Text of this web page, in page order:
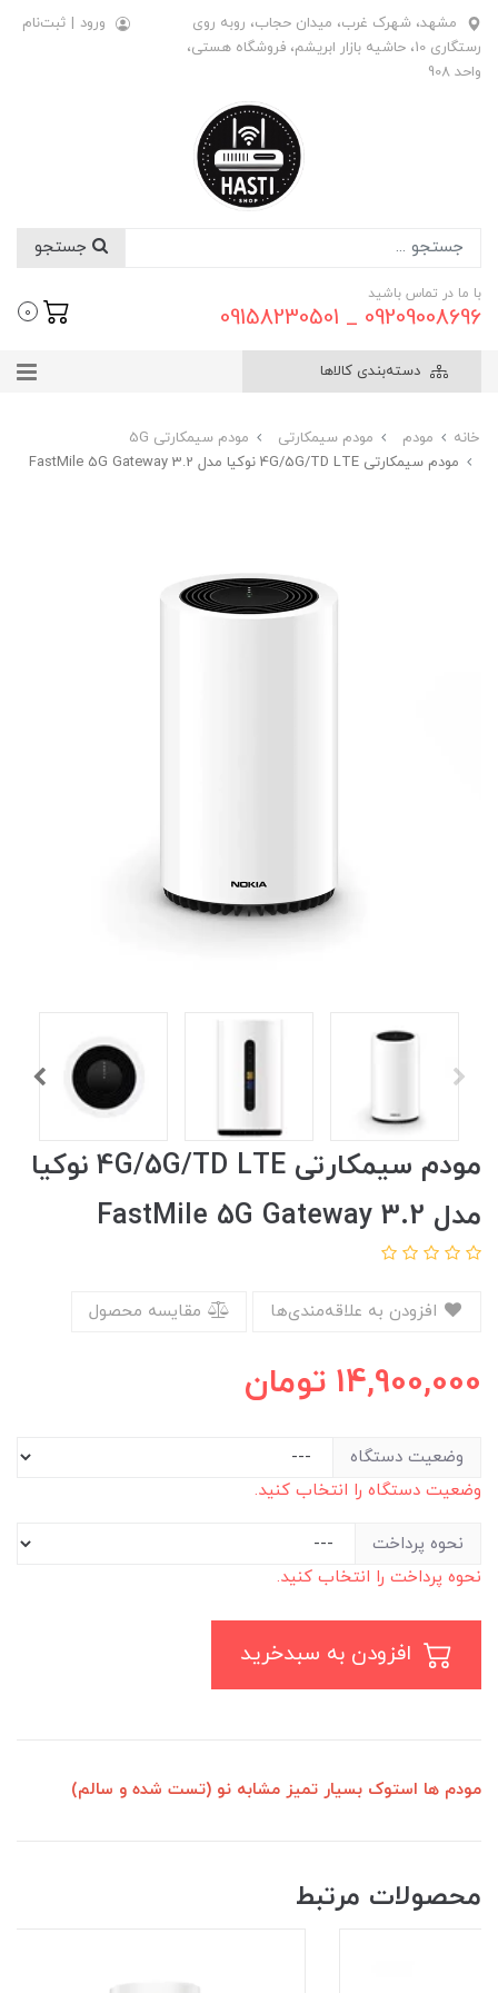
مشهد، شهرک غرب، میدان حجاب، روبه روی
رستگاری 10، حاشیه بازار ابریشم، فروشگاه هستی،
واحد 908
ورود | ثبت‌نام
با ما در تماس باشید
09209008696 _ 09158230501
0
دسته‌بندی کالاها
خانه مودم مودم سیمکارتی
مودم سیمکارتی 5G
مودم سیمکارتی 4G/5G/TD LTE نوکیا مدل FastMile 5G Gateway 3.2
مودم سیمکارتی 4G/5G/TD LTE نوکیا
مدل FastMile 5G Gateway 3.2
مقایسه محصول
14,900,000 تومان
وضعیت دستگاه
وضعیت دستگاه را انتخاب کنید.
نحوه پرداخت
نحوه پرداخت را انتخاب کنید.
مودم ها استوک بسیار تمیز مشابه نو (تست شده و سالم)
محصولات مرتبط